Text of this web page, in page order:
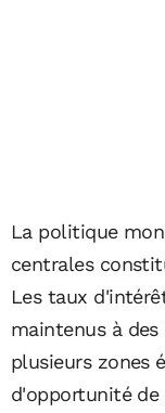
La politique
centrales
Les taux
maintenus à
plusieurs zones
d'opportunité